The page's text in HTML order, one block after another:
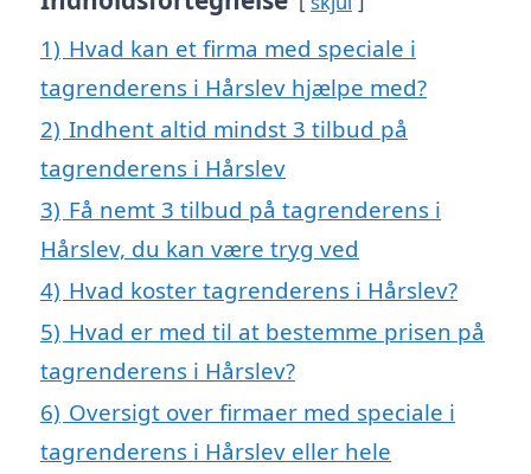
1) Hvad kan et firma med speciale i
tagrenderens i Hårslev hjælpe med?
2) Indhent altid mindst 3 tilbud på
tagrenderens i Hårslev
3) Få nemt 3 tilbud på tagrenderens i
Hårslev, du kan være tryg ved
4) Hvad koster tagrenderens i Hårslev?
5) Hvad er med til at bestemme prisen på
tagrenderens i Hårslev?
6) Oversigt over firmaer med speciale i
tagrenderens i Hårslev eller hele